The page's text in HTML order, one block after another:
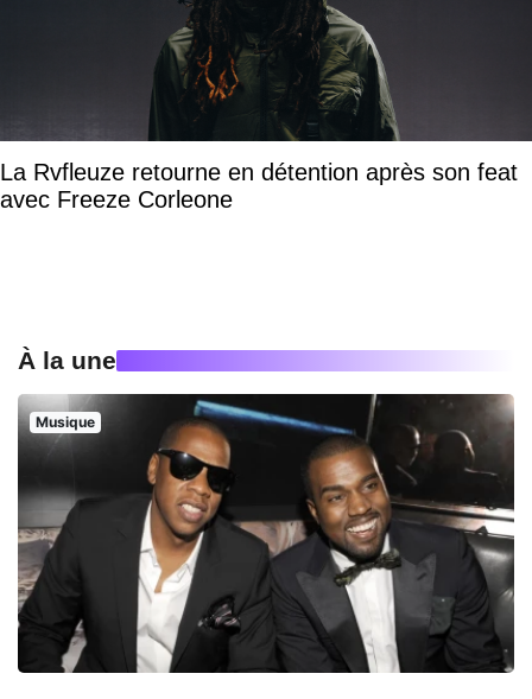
La Rvfleuze retourne en détention après son feat
avec Freeze Corleone
À la une
Musique